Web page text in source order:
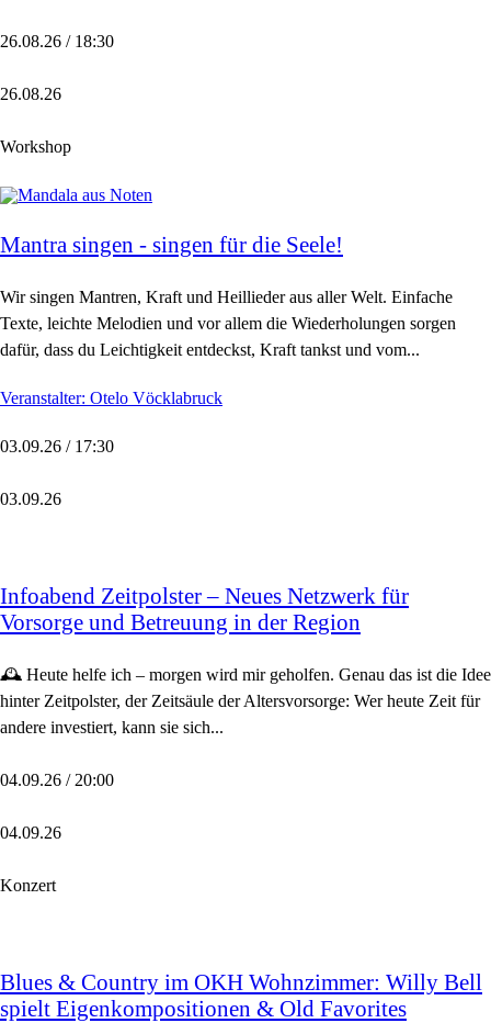
26.08.26 / 18:30
26.08.26
Workshop
Mantra singen - singen für die Seele!
Wir singen Mantren, Kraft und Heillieder aus aller Welt. Einfache
Texte, leichte Melodien und vor allem die Wiederholungen sorgen
dafür, dass du Leichtigkeit entdeckst, Kraft tankst und vom...
Veranstalter: Otelo Vöcklabruck
03.09.26 / 17:30
03.09.26
Infoabend Zeitpolster – Neues Netzwerk für
Vorsorge und Betreuung in der Region
🕰️ Heute helfe ich – morgen wird mir geholfen. Genau das ist die Idee
hinter Zeitpolster, der Zeitsäule der Altersvorsorge: Wer heute Zeit für
andere investiert, kann sie sich...
04.09.26 / 20:00
04.09.26
Konzert
Blues & Country im OKH Wohnzimmer: Willy Bell
spielt Eigenkompositionen & Old Favorites